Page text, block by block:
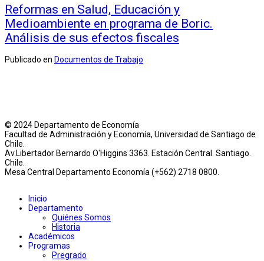
Reformas en Salud, Educación y
Medioambiente en programa de Boric.
Análisis de sus efectos fiscales
Publicado en Documentos de Trabajo
© 2024 Departamento de Economía
Facultad de Administración y Economía, Universidad de Santiago de
Chile.
Av.Libertador Bernardo O'Higgins 3363. Estación Central. Santiago.
Chile.
Mesa Central Departamento Economía (+562) 2718 0800.
Inicio
Departamento
Quiénes Somos
Historia
Académicos
Programas
Pregrado